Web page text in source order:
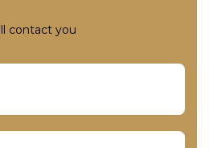
contact you